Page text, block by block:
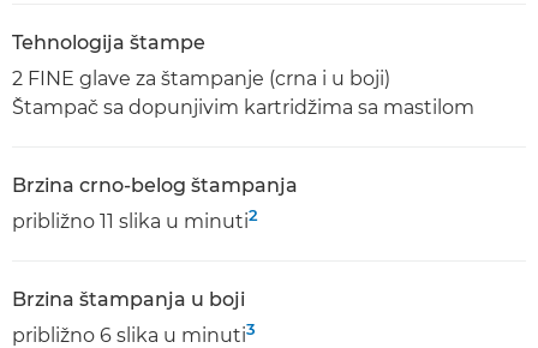
Tehnologija štampe
2 FINE glave za štampanje (crna i u boji)
Štampač sa dopunjivim kartridžima sa mastilom
Brzina crno-belog štampanja
približno 11 slika u minuti2
Brzina štampanja u boji
približno 6 slika u minuti3